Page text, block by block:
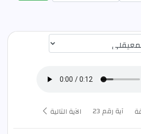
اختيار قارئ الآية
آية رقم 23 الآية التالية